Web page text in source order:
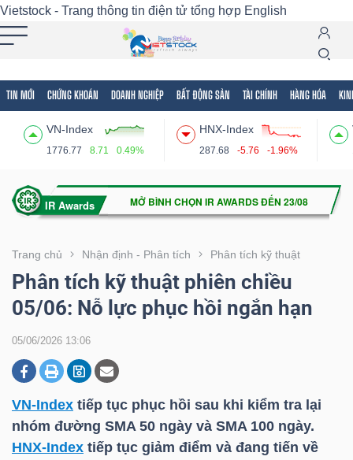
Vietstock - Trang thông tin điện tử tổng hợp English
TIN MỚI CHỨNG KHOÁN DOANH NGHIỆP BẤT ĐỘNG SẢN TÀI CHÍNH HÀNG HÓA
VN-Index
1776.77 8.71 0.49%
HNX-Index
287.68 -5.76 -1.96%
Trang chủ Nhận định - Phân tích Phân tích kỹ thuật
Phân tích kỹ thuật phiên chiều
05/06: Nỗ lực phục hồi ngắn hạn
05/06/2026 13:06
VN-Index tiếp tục phục hồi sau khi kiểm tra lại
nhóm đường SMA 50 ngày và SMA 100 ngày.
HNX-Index tiếp tục giảm điểm và đang tiến về
Tất cả Tính năng Ngành Mã chứng khoán
Tính
(-)
VIETSTOCK
CHỨNG
DOANH
NGHIỆP